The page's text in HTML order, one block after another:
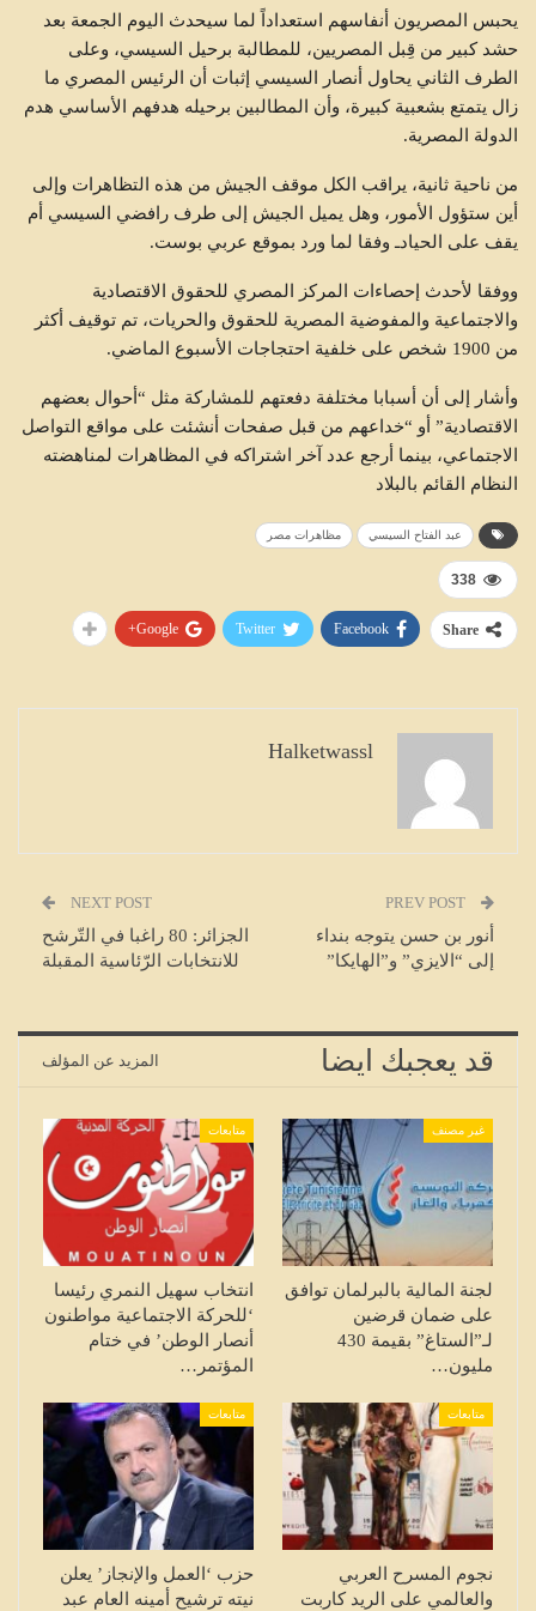
يحبس المصريون أنفاسهم استعداداً لما سيحدث اليوم الجمعة بعد
حشد كبير من قِبل المصريين، للمطالبة برحيل السيسي، وعلى
الطرف الثاني يحاول أنصار السيسي إثبات أن الرئيس المصري ما
زال يتمتع بشعبية كبيرة، وأن المطالبين برحيله هدفهم الأساسي هدم
الدولة المصرية.
من ناحية ثانية، يراقب الكل موقف الجيش من هذه التظاهرات وإلى
أين ستؤول الأمور، وهل يميل الجيش إلى طرف رافضي السيسي أم
يقف على الحيادـ وفقا لما ورد بموقع عربي بوست.
ووفقا لأحدث إحصاءات المركز المصري للحقوق الاقتصادية
والاجتماعية والمفوضية المصرية للحقوق والحريات، تم توقيف أكثر
من 1900 شخص على خلفية احتجاجات الأسبوع الماضي.
وأشار إلى أن أسبابا مختلفة دفعتهم للمشاركة مثل “أحوال بعضهم
الاقتصادية” أو “خداعهم من قبل صفحات أنشئت على مواقع التواصل
الاجتماعي، بينما أرجع عدد آخر اشتراكه في المظاهرات لمناهضته
النظام القائم بالبلاد
عبد الفتاح السيسي مظاهرات مصر
338
Share
Facebook
Twitter
Google+
Halketwassl
أنور بن حسن يتوجه بنداء
إلى “الايزي” و”الهايكا”
NEXT POST
الجزائر: 80 راغبا في التّرشح
للانتخابات الرّئاسية المقبلة
قد يعجبك ايضا المزيد عن المؤلف
غير مصنف
لجنة المالية بالبرلمان توافق
على ضمان قرضين
لـ”الستاغ” بقيمة 430
مليون…
متابعات
انتخاب سهيل النمري رئيسا
‘للحركة الاجتماعية مواطنون
أنصار الوطن’ في ختام
المؤتمر…
متابعات
نجوم المسرح العربي
والعالمي على الريد كاربت
متابعات
حزب ‘العمل والإنجاز’ يعلن
نيته ترشيح أمينه العام عبد